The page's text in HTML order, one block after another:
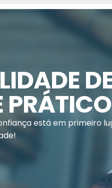
PRÁTICO
está em primeiro